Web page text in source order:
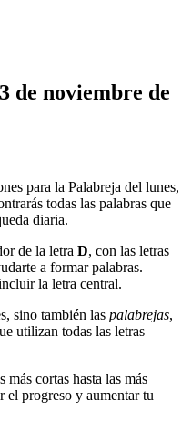
de noviembre de
para la Palabreja del lunes,
todas las palabras que
diaria.
de la letra D, con las letras
a formar palabras.
la letra central.
sino también las palabrejas,
utilizan todas las letras
más cortas hasta las más
el progreso y aumentar tu